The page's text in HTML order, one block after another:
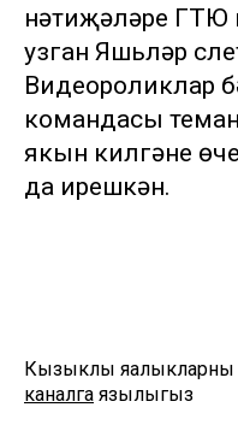
нәтиҗәләре ГТЮ
узган Яшьләр
Видеороликлар
командасы
якын килгәне
да ирешкән.
Кызыклы яңалыкларны
каналга язылыгыз